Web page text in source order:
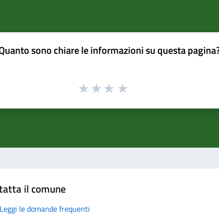
sono chiare le informazioni su questa
il comune
Leggi le domande frequenti